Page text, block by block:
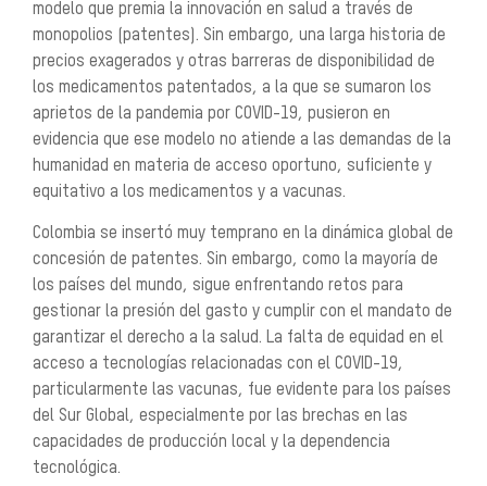
modelo que premia la innovación en salud a través de
monopolios (patentes). Sin embargo, una larga historia de
precios exagerados y otras barreras de disponibilidad de
los medicamentos patentados, a la que se sumaron los
aprietos de la pandemia por COVID-19, pusieron en
evidencia que ese modelo no atiende a las demandas de la
humanidad en materia de acceso oportuno, suficiente y
equitativo a los medicamentos y a vacunas.
Colombia se insertó muy temprano en la dinámica global de
concesión de patentes. Sin embargo, como la mayoría de
los países del mundo, sigue enfrentando retos para
gestionar la presión del gasto y cumplir con el mandato de
garantizar el derecho a la salud. La falta de equidad en el
acceso a tecnologías relacionadas con el COVID-19,
particularmente las vacunas, fue evidente para los países
del Sur Global, especialmente por las brechas en las
capacidades de producción local y la dependencia
tecnológica.